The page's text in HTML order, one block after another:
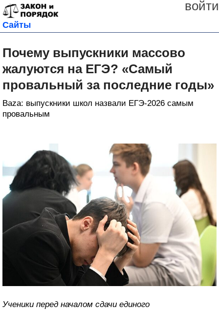
войти
Сайты
Почему выпускники массово
жалуются на ЕГЭ? «Самый
провальный за последние годы»
Baza: выпускники школ назвали ЕГЭ-2026 самым
провальным
Ученики перед началом сдачи единого